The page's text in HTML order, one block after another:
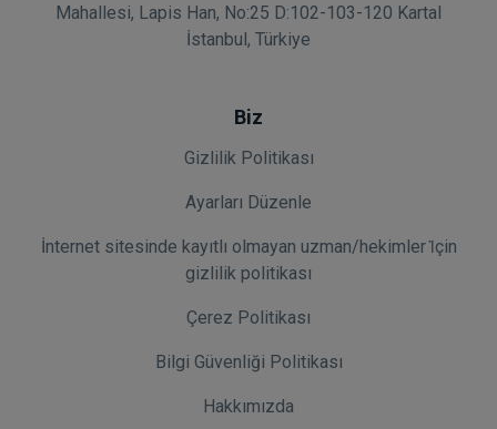
Mahallesi, Lapis Han, No:25 D:102-103-120 Kartal
İstanbul, Türkiye
Biz
Gizlilik Politikası
Ayarları Düzenle
İnternet sitesinde kayıtlı olmayan uzman/hekimler i̇çin
gizlilik politikası
Çerez Politikası
Bilgi Güvenliği Politikası
Hakkımızda